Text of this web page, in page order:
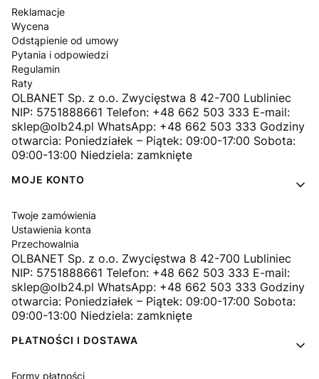
Reklamacje
Wycena
Odstąpienie od umowy
Pytania i odpowiedzi
Regulamin
Raty
OLBANET Sp. z o.o. Zwycięstwa 8 42-700 Lubliniec
NIP: 5751888661 Telefon: +48 662 503 333 E-mail:
sklep@olb24.pl WhatsApp: +48 662 503 333 Godziny
otwarcia: Poniedziałek – Piątek: 09:00-17:00 Sobota:
09:00-13:00 Niedziela: zamknięte
MOJE KONTO
Twoje zamówienia
Ustawienia konta
Przechowalnia
OLBANET Sp. z o.o. Zwycięstwa 8 42-700 Lubliniec
NIP: 5751888661 Telefon: +48 662 503 333 E-mail:
sklep@olb24.pl WhatsApp: +48 662 503 333 Godziny
otwarcia: Poniedziałek – Piątek: 09:00-17:00 Sobota:
09:00-13:00 Niedziela: zamknięte
PŁATNOŚCI I DOSTAWA
Formy płatności